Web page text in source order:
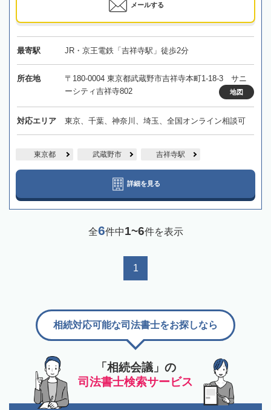
メールする
最寄駅 JR・京王電鉄「吉祥寺駅」徒歩2分
所在地
〒180-0004 東京都武蔵野市吉祥寺本町1-18-3 サニ
ーシティ吉祥寺802
地図
対応エリア 東京、千葉、神奈川、埼玉、全国オンライン相談可
東京都 武蔵野市 吉祥寺駅
詳細を見る
全6件中1~6件を表示
1
「相続会議」の
司法書士検索サービス
相続対応可能な司法書士をお探しなら